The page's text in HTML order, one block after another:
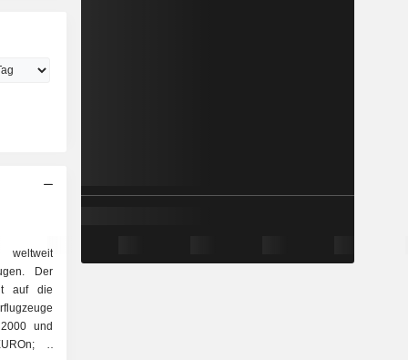
weltweit
Der
auf die
und
-